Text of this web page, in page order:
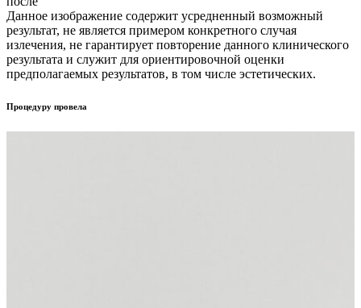
Данное изображение содержит усредненный возможный
результат, не является примером конкретного случая
излечения, не гарантирует повторение данного клинического
результата и служит для ориентировочной оценки
предполагаемых результатов, в том числе эстетических.
Процедуру провела